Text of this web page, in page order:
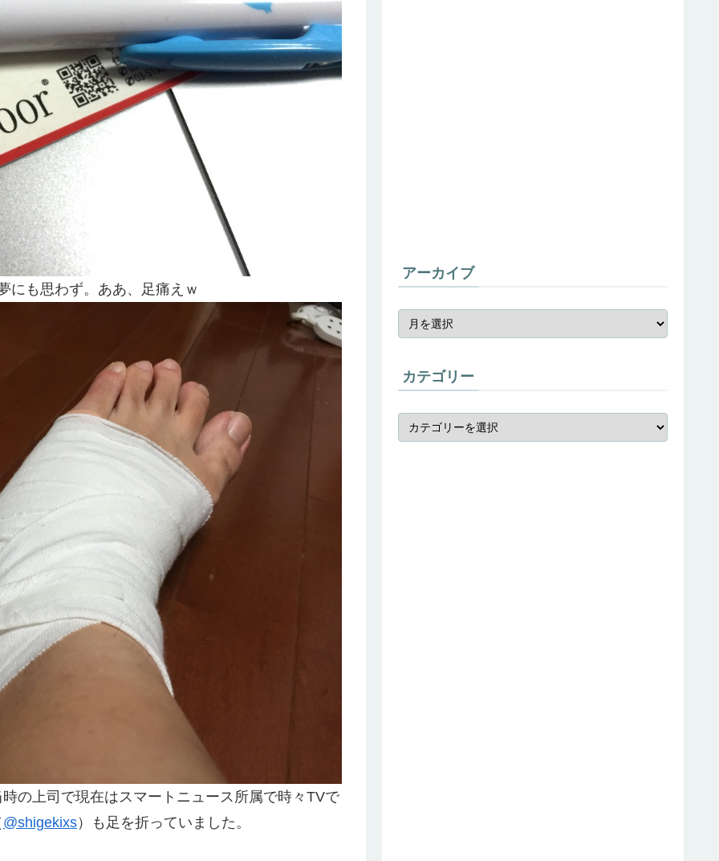
にも思わず。ああ、足痛えｗ
の上司で現在はスマートニュース所属で時々TVで
@shigekixs）も足を折っていました。
アーカイブ
カテゴリー